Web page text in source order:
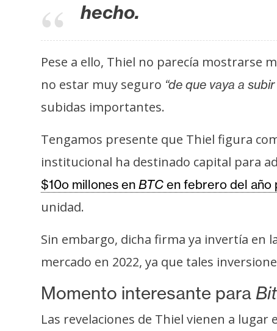
R
e
u
r
o
s
o
n
t
a
t
o
hecho.
Pese a ello, Thiel no parecía mostrarse
no estar muy seguro “de que vaya a
subidas importantes.
Tengamos presente que Thiel figura
institucional ha destinado capital para
$10o millones en BTC en febrero del año
unidad.
Sin embargo, dicha firma ya invertía en
mercado en 2022, ya que tales
Momento interesante para
Las revelaciones de Thiel vienen a